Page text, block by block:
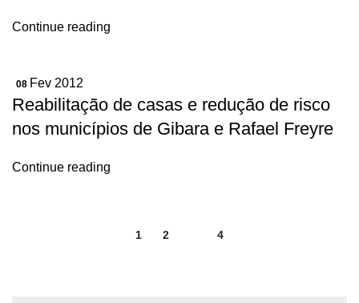
Continue reading
08 Fev 2012
Reabilitação de casas e redução de risco
nos municípios de Gibara e Rafael Freyre
Continue reading
1 2 4